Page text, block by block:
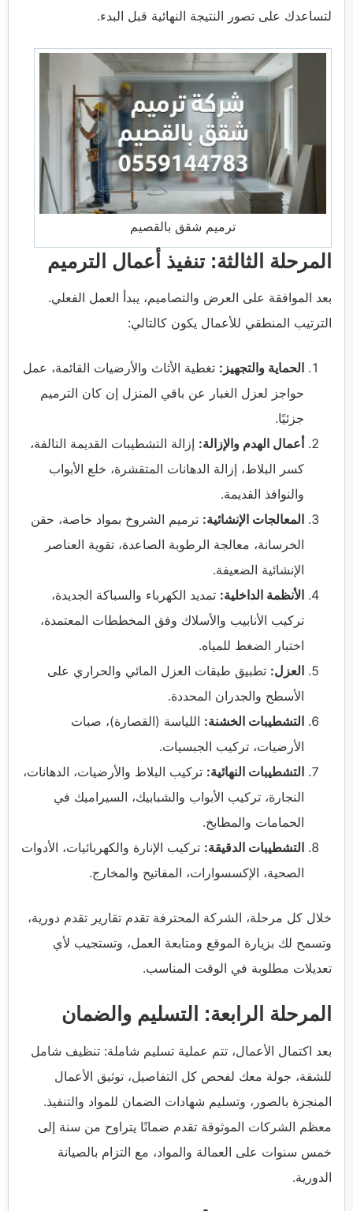
لتساعدك على تصور النتيجة النهائية قبل البدء.
ترميم شقق بالقصيم
المرحلة الثالثة: تنفيذ أعمال الترميم
بعد الموافقة على العرض والتصاميم، يبدأ العمل الفعلي.
الترتيب المنطقي للأعمال يكون كالتالي:
الحماية والتجهيز: تغطية الأثاث والأرضيات القائمة، عمل
حواجز لعزل الغبار عن باقي المنزل إن كان الترميم
جزئيًا.
أعمال الهدم والإزالة: إزالة التشطيبات القديمة التالفة،
كسر البلاط، إزالة الدهانات المتقشرة، خلع الأبواب
والنوافذ القديمة.
المعالجات الإنشائية: ترميم الشروخ بمواد خاصة، حقن
الخرسانة، معالجة الرطوبة الصاعدة، تقوية العناصر
الإنشائية الضعيفة.
الأنظمة الداخلية: تمديد الكهرباء والسباكة الجديدة،
تركيب الأنابيب والأسلاك وفق المخططات المعتمدة،
اختبار الضغط للمياه.
العزل: تطبيق طبقات العزل المائي والحراري على
الأسطح والجدران المحددة.
التشطيبات الخشنة: اللياسة (القصارة)، صبات
الأرضيات، تركيب الجبسيات.
التشطيبات النهائية: تركيب البلاط والأرضيات، الدهانات،
النجارة، تركيب الأبواب والشبابيك، السيراميك في
الحمامات والمطابخ.
التشطيبات الدقيقة: تركيب الإنارة والكهربائيات، الأدوات
الصحية، الإكسسوارات، المفاتيح والمخارج.
خلال كل مرحلة، الشركة المحترفة تقدم تقارير تقدم دورية،
وتسمح لك بزيارة الموقع ومتابعة العمل، وتستجيب لأي
تعديلات مطلوبة في الوقت المناسب.
المرحلة الرابعة: التسليم والضمان
بعد اكتمال الأعمال، تتم عملية تسليم شاملة: تنظيف شامل
للشقة، جولة معك لفحص كل التفاصيل، توثيق الأعمال
المنجزة بالصور، وتسليم شهادات الضمان للمواد والتنفيذ.
معظم الشركات الموثوقة تقدم ضمانًا يتراوح من سنة إلى
خمس سنوات على العمالة والمواد، مع التزام بالصيانة
الدورية.